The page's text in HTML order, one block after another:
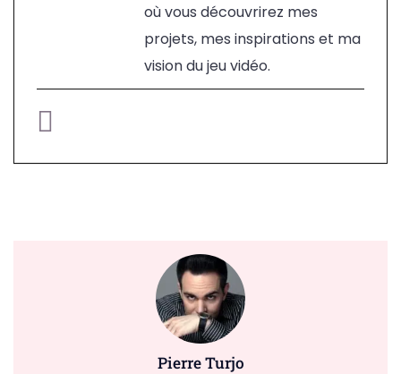
où vous découvrirez mes
projets, mes inspirations et ma
vision du jeu vidéo.
Pierre Turjo